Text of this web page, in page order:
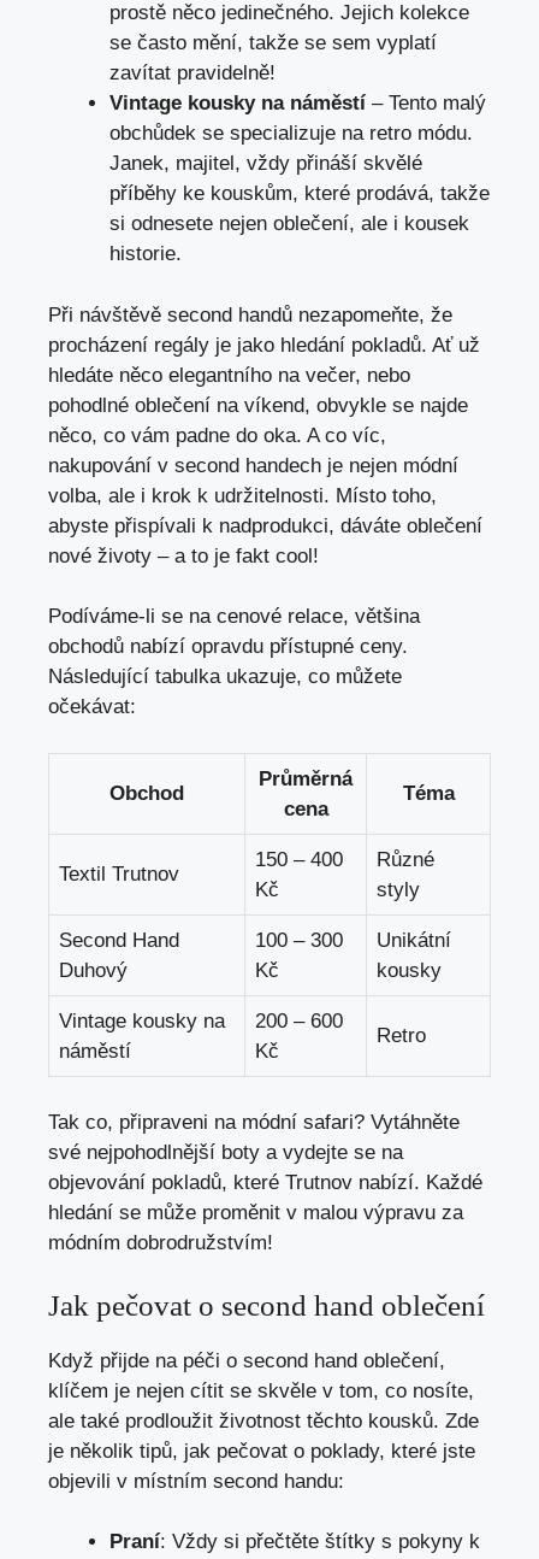
prostě něco jedinečného. Jejich kolekce
se⁤ často​ mění, takže se​ sem vyplatí
‌zavítat pravidelně!
Vintage kousky na náměstí – Tento malý
obchůdek se specializuje na retro módu.
Janek, ⁤majitel, vždy přináší skvělé
příběhy ke ‍kouskům, které‌ prodává, takže
si odnesete nejen ‌oblečení, ale⁤ i⁣ kousek
⁤historie.
Při návštěvě second handů nezapomeňte, že
procházení ⁢regály je jako⁤ hledání pokladů. ​Ať už
hledáte něco elegantního na ⁣večer, nebo
pohodlné ‌oblečení na víkend,​ obvykle se ​najde​
něco, co vám padne do oka. ‍A co víc,
nakupování v second handech je nejen módní
volba, ale i krok k udržitelnosti. Místo‌ toho,
abyste přispívali k nadprodukci, dáváte oblečení
nové životy – a to je fakt cool!
Podíváme-li ‌se⁤ na ​cenové relace, většina
obchodů nabízí⁤ opravdu přístupné ceny.
Následující⁣ tabulka ukazuje,⁢ co můžete
očekávat:
Obchod
Průměrná
cena
Téma
Textil Trutnov
150 – 400
Kč
Různé
styly
Second Hand
‌Duhový
100 – ⁢300
Kč
Unikátní
kousky
Vintage kousky​ na
náměstí
200 – 600
Kč
Retro
Tak co, připraveni na módní safari?‌ Vytáhněte
své nejpohodlnější boty⁣ a vydejte se‍ na
objevování‌ pokladů, které⁤ Trutnov nabízí. Každé⁢
hledání se‍ může proměnit v malou ⁢výpravu za
módním ⁤dobrodružstvím!
Jak pečovat⁢ o second hand ‌oblečení
Když přijde na péči⁤ o second ‌hand oblečení,
klíčem ‍je nejen cítit​ se skvěle v ⁤tom,​ co nosíte,
ale ⁣také prodloužit‌ životnost těchto ‍kousků. Zde
je několik tipů, ‍jak pečovat o poklady, ‍které jste
objevili v místním second handu:
Praní: Vždy si přečtěte štítky​ s pokyny k